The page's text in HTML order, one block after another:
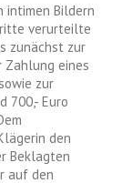
intimen Bildern
verurteilte
zunächst zur
Zahlung eines
zur
700,- Euro
den
Beklagten
auf den